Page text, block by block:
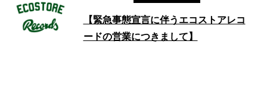
【緊急事態宣言に伴うエコストアレコ
ードの営業につきまして】